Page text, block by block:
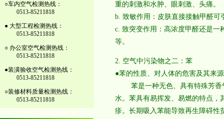
○车内空气检测热线：
0513-85211818
● 大型工程检测热线：
0513-85211818
○ 办公室空气检测热线：
0513-85211818
●装潢验收空气检测热线：
0513-85211818
○装修材料质量检测热线：
0513-85211818
重的刺激和水肿、眼刺激、头痛。
b. 致敏作用：皮肤直接接触甲醛
c. 致突变作用：高浓度甲醛还是一
等。
2. 空气中污染物之二：苯
●苯的性质、对人体的危害及其来源
苯是一种无色、具有特殊芳香
水。苯具有易挥发、易燃的特点，
疹。长期吸入苯能导致再生障碍性